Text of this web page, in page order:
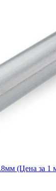
(Цена за 1